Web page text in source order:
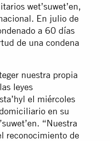
wet’suwet’en,
En julio de
a 60 días
de una condena
nuestra propia
leyes
el miércoles
en su
“Nuestra
reconocimiento de